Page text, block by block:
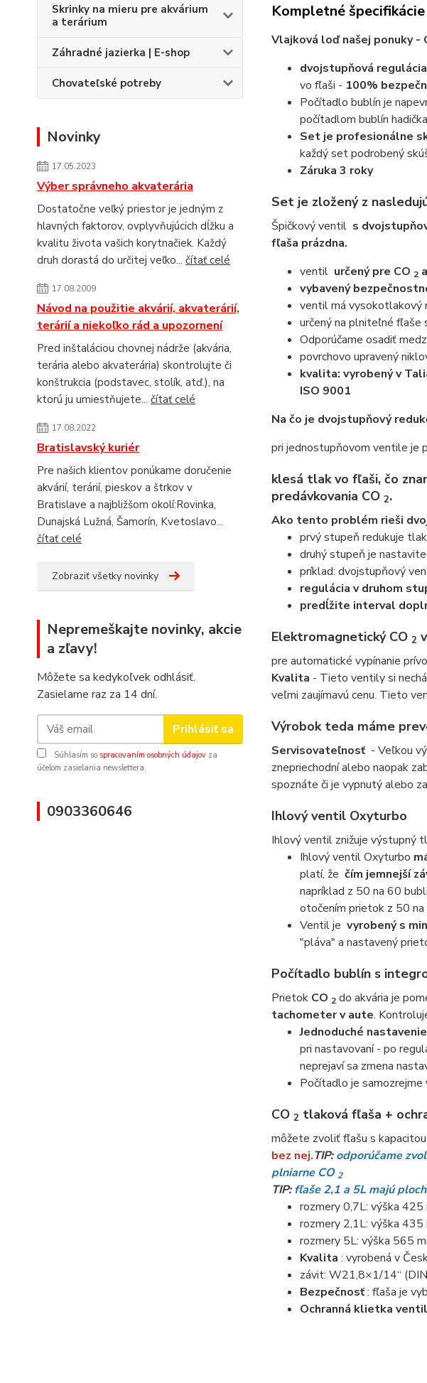
Skrinky na mieru pre akvárium
a terárium
Záhradné jazierka | E-shop
Chovateľské potreby
Novinky
17.05.2023
Výber správneho akvaterária
Dostatočne veľký priestor je jedným z
hlavných faktorov, ovplyvňujúcich dĺžku a
kvalitu života vašich korytnačiek. Každý
druh dorastá do určitej veľko... čítať celé
17.08.2009
Návod na použitie akvárií, akvaterárií,
terárií a niekoľko rád a upozornení
Pred inštaláciou chovnej nádrže (akvária,
terária alebo akvaterária) skontrolujte či
konštrukcia (podstavec, stolík, atď.), na
ktorú ju umiestňujete... čítať celé
17.08.2022
Bratislavský kuriér
Pre našich klientov ponúkame doručenie
akvárií, terárií, pieskov a štrkov v
Bratislave a najbližšom okolí:Rovinka,
Dunajská Lužná, Šamorín, Kvetoslavo...
čítať celé
Zobraziť všetky novinky
Nepremeškajte novinky, akcie
a zľavy!
Môžete sa kedykoľvek odhlásiť.
Zasielame raz za 14 dní.
Prihlásiť sa
Súhlasím so spracovaním osobných údajov za
účelom zasielania newslettera.
0903360646
Kompletné špecifikácie
Vlajková loď našej ponuky -
dvojstupňová regulácia
vo fľaši - 100%
Počítadlo bublín je
počítadlom bublín
Set je profesionálne
každý set podrobený
Záruka 3 roky
Set je zložený z
Špičkový ventil s
fľaša prázdna.
ventil určený pre CO 2
vybavený
ventil má vysokotlakový
určený na plniteľné
Odporúčame osadiť
povrchovo upravený
kvalita: vyrobený v
ISO 9001
Na čo je dvojstupňový
pri jednostupňovom ventile je
klesá tlak vo fľaši, čo
predávkovania CO 2.
Ako tento problém rieši
prvý stupeň redukuje
druhý stupeň je
príklad: dvojstupňový
regulácia v druhom
predĺžite interval
Elektromagnetický CO 2
pre automatické vypínanie
Kvalita - Tieto ventily si
veľmi zaujímavú cenu. Tieto
Výrobok teda máme
Servisovateľnosť- Veľkou
znepriechodní alebo naopak
spoznáte či je vypnutý alebo
Ihlový ventil Oxyturbo
Ihlový ventil znižuje výstupný
Ihlový ventil Oxyturbo
platí, že čím jemnejší
napríklad z 50 na 60
otočením prietok z 50 na
Ventil je vyrobený s
"pláva" a nastavený
Počítadlo bublín s
Prietok CO 2do akvária je
tachometer v aute.
Jednoduché nastavenie
pri nastavovaní - po
neprejaví sa zmena
Počítadlo je samozrejme
CO 2 tlaková fľaša +
môžete zvoliť fľašu s
bez nej.TIP:odporúčame
plniarne CO 2
TIP:fľaše 2,1 a 5L majú
rozmery 0,7L: výška
rozmery 2,1L: ​​výška
rozmery 5L: výška 565
Kvalita : vyrobená v
závit: W21,8×1/14“
Bezpečnosť: fľaša je
Ochranná klietka